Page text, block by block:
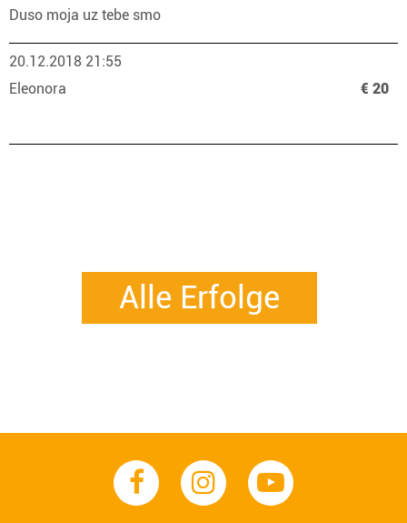
Duso moja uz tebe smo
20.12.2018 21:55
Eleonora
€ 20
Alle Erfolge